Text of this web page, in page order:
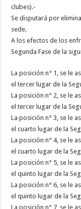
clubes).-
Se disputará por
sede.
A los efectos de los
Segunda Fase de la
La posición n° 1, se le
el tercer lugar de la
La posición n° 2, se le
el tercer lugar de la
La posición n° 3, se le
el cuarto lugar de la
La posición n° 4, se le
el cuarto lugar de la
La posición n° 5, se le
el quinto lugar de la
La posición n° 6, se le
el quinto lugar de la
La posición n° 7, se le